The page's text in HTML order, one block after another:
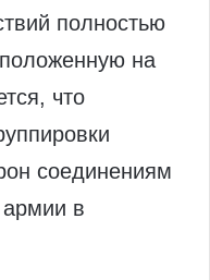
полностью
на
что
соединениям
армии в